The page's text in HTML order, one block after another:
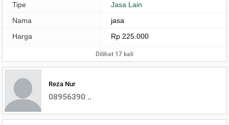
Tipe
Jasa Lain
Nama
jasa
Harga
Rp 225.000
Dilihat 17 kali
Reza Nur
08956390 ..